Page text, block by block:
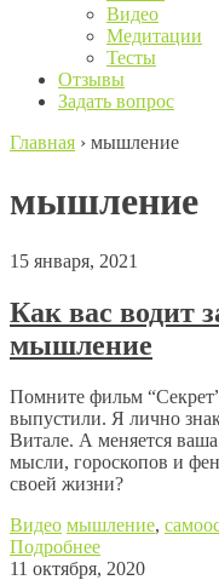
Видео
Медитации
Тесты
Отзывы
Задать вопрос
Главная › мышление
мышление
15 января, 2021
Как вас водит
мышление
Помните фильм
выпустили. Я лично
Витале. А меняется
мысли, гороскопов и
своей жизни?
Видео мышление,
Подробнее
11 октября, 2020